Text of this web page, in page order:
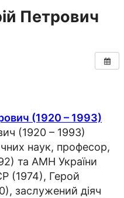
Петрович
(1920 – 1993)
наук, професор,
та АМН України
(1974), Герой
заслужений діяч